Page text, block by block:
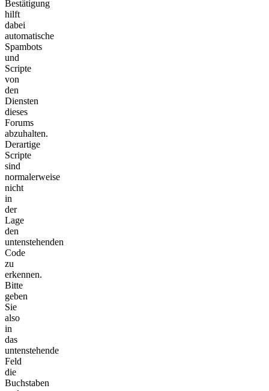
Bestätigung
hilft
dabei
automatische
Spambots
und
Scripte
von
den
Diensten
dieses
Forums
abzuhalten.
Derartige
Scripte
sind
normalerweise
nicht
in
der
Lage
den
untenstehenden
Code
zu
erkennen.
Bitte
geben
Sie
also
in
das
untenstehende
Feld
die
Buchstaben